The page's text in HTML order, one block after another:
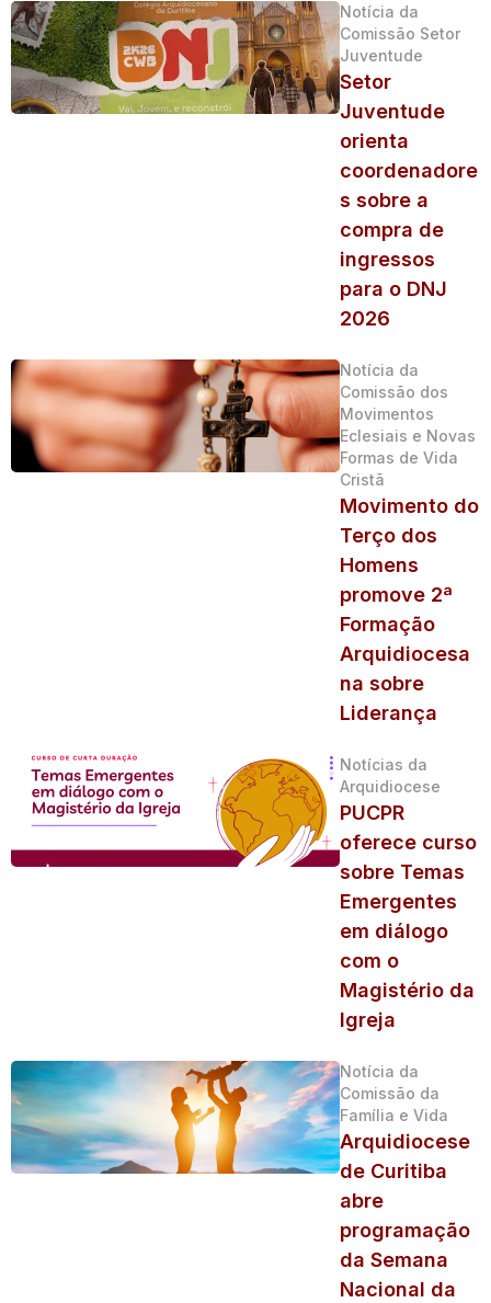
Notícia da
Comissão Setor
Juventude
Setor
Juventude
orienta
coordenadore
s sobre a
compra de
ingressos
para o DNJ
2026
Notícia da
Comissão dos
Movimentos
Eclesiais e Novas
Formas de Vida
Cristã
Movimento do
Terço dos
Homens
promove 2ª
Formação
Arquidiocesa
na sobre
Liderança
Notícias da
Arquidiocese
PUCPR
oferece curso
sobre Temas
Emergentes
em diálogo
com o
Magistério da
Igreja
Notícia da
Comissão da
Família e Vida
Arquidiocese
de Curitiba
abre
programação
da Semana
Nacional da